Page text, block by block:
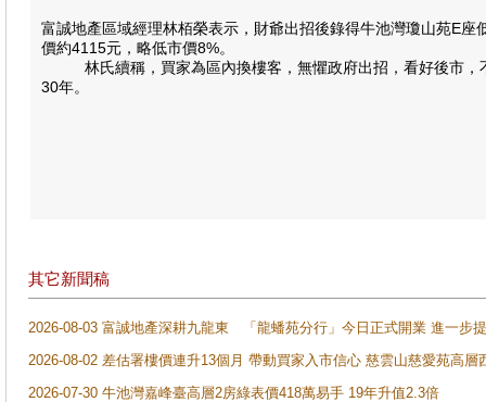
富誠地產區域經理林栢榮表示，財爺出招後錄得牛池灣瓊山苑E
價約4115元，略低市價8%。
林氏續稱，買家為區內換樓客，無懼政府出招，看好後市，
30年。
其它新聞稿
2026-08-03 富誠地產深耕九龍東 「龍蟠苑分行」今日正式開業 進一步
2026-08-02 差估署樓價連升13個月 帶動買家入市信心 慈雲山慈愛苑高層
2026-07-30 牛池灣嘉峰臺高層2房綠表價418萬易手 19年升值2.3倍